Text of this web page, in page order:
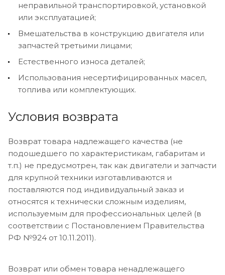
неправильной транспортировкой, установкой
или эксплуатацией;
Вмешательства в конструкцию двигателя или
запчастей третьими лицами;
Естественного износа деталей;
Использования несертифицированных масел,
топлива или комплектующих.
Условия возврата
Возврат товара надлежащего качества (не
подошедшего по характеристикам, габаритам и
т.п.) не предусмотрен, так как двигатели и запчасти
для крупной техники изготавливаются и
поставляются под индивидуальный заказ и
относятся к технически сложным изделиям,
используемым для профессиональных целей (в
соответствии с Постановлением Правительства
РФ №924 от 10.11.2011).
Возврат или обмен товара ненадлежащего